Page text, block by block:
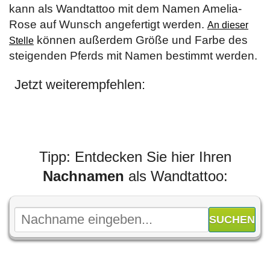
kann als Wandtattoo mit dem Namen Amelia-
Rose auf Wunsch angefertigt werden. An dieser
Stelle können außerdem Größe und Farbe des
steigenden Pferds mit Namen bestimmt werden.
Jetzt weiterempfehlen:
Tipp: Entdecken Sie hier Ihren
Nachnamen als Wandtattoo: